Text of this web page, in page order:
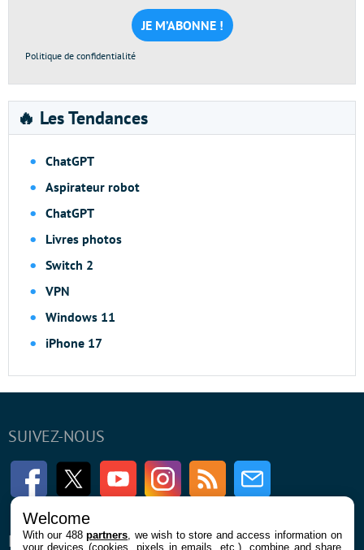
mail
*
Politique de confidentialité
🔥 Les Tendances
ChatGPT
Aspirateur robot
ChatGPT
Livres photos
Switch 2
VPN
Windows 11
iPhone 17
SUIVEZ-NOUS
FacebookTwitter Youtube InstagramRSS Newsletter
ENTREPRISE À PROPOS
Welcome
With our 488partners , we wish to store and access information on
your devices (cookies, pixels in emails, etc.), combine and share